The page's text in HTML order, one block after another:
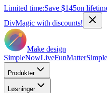
Limited time:Save $145on
DivMagic with discounts!
Make design
SimpleNowLiveFunMatterSimple
Produkter
Løsninger